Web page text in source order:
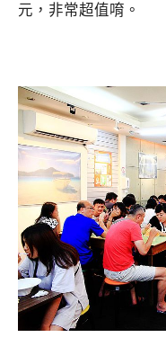
元，非常超值唷。